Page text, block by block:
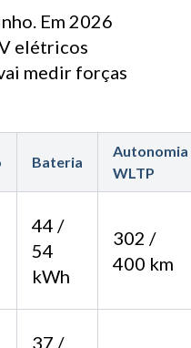
Em 2026
elétricos
medir forças
Bateria
Autonomia
WLTP
44 /
54
kWh
302 /
400 km
37 /